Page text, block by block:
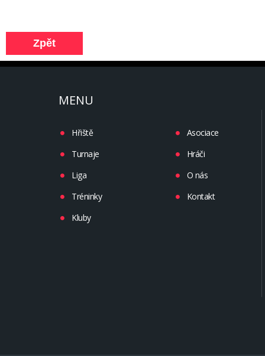
MENU
Hřiště
Turnaje
Liga
Tréninky
Kluby
Asociace
Hráči
O nás
Kontakt